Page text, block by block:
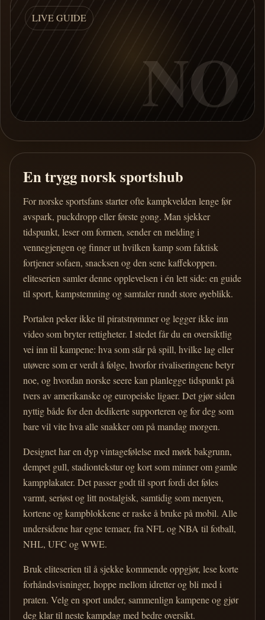
LIVE GUIDE
NO
En trygg norsk sportshub
For norske sportsfans starter ofte kampkvelden lenge før
avspark, puckdropp eller første gong. Man sjekker
tidspunkt, leser om formen, sender en melding i
vennegjengen og finner ut hvilken kamp som faktisk
fortjener sofaen, snacksen og den sene kaffekoppen.
eliteserien samler denne opplevelsen i én lett side: en guide
til sport, kampstemning og samtaler rundt store øyeblikk.
Portalen peker ikke til piratstrømmer og legger ikke inn
video som bryter rettigheter. I stedet får du en oversiktlig
vei inn til kampene: hva som står på spill, hvilke lag eller
utøvere som er verdt å følge, hvorfor rivaliseringene betyr
noe, og hvordan norske seere kan planlegge tidspunkt på
tvers av amerikanske og europeiske ligaer. Det gjør siden
nyttig både for den dedikerte supporteren og for deg som
bare vil vite hva alle snakker om på mandag morgen.
Designet har en dyp vintagefølelse med mørk bakgrunn,
dempet gull, stadiontekstur og kort som minner om gamle
kampplakater. Det passer godt til sport fordi det føles
varmt, seriøst og litt nostalgisk, samtidig som menyen,
kortene og kampblokkene er raske å bruke på mobil. Alle
undersidene har egne temaer, fra NFL og NBA til fotball,
NHL, UFC og WWE.
Bruk eliteserien til å sjekke kommende oppgjør, lese korte
forhåndsvisninger, hoppe mellom idretter og bli med i
praten. Velg en sport under, sammenlign kampene og gjør
deg klar til neste kampdag med bedre oversikt.